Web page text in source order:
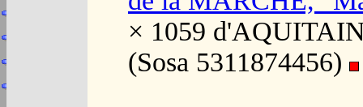
× 1059
(Sosa 5311874456)